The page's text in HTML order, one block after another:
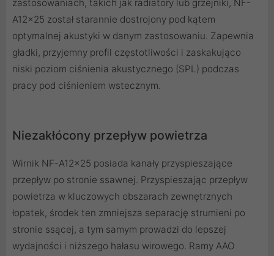
zastosowaniach, takich jak radiatory lub grzejniki, NF-
A12x25 został starannie dostrojony pod kątem
optymalnej akustyki w danym zastosowaniu. Zapewnia
gładki, przyjemny profil częstotliwości i zaskakująco
niski poziom ciśnienia akustycznego (SPL) podczas
pracy pod ciśnieniem wstecznym.
Niezakłócony przepływ powietrza
Wirnik NF-A12x25 posiada kanały przyspieszające
przepływ po stronie ssawnej. Przyspieszając przepływ
powietrza w kluczowych obszarach zewnętrznych
łopatek, środek ten zmniejsza separację strumieni po
stronie ssącej, a tym samym prowadzi do lepszej
wydajności i niższego hałasu wirowego. Ramy AAO